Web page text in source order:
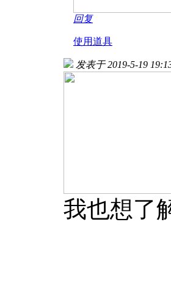
回复
使用道具
发表于 2019-5-19
我也想了